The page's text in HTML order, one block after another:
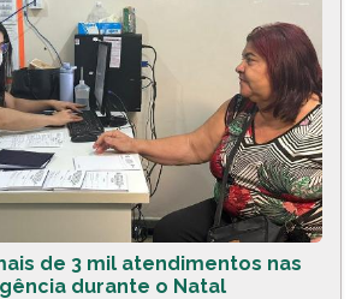
de 3 mil atendimentos nas
durante o Natal